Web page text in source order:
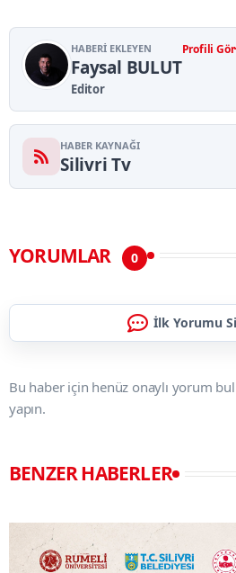
HABERI EKLEYEN
Faysal BULUT
Editor
Profili Gör
HABER KAYNAĞI
Silivri Tv
YORUMLAR 0
İlk Yorumu
Bu haber için henüz onaylı yorum
yapın.
BENZER HABERLER